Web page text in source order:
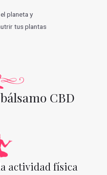
planeta y
tus plantas
CBD
actividad física